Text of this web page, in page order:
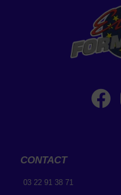
CONTACT
03 22 91 38 71